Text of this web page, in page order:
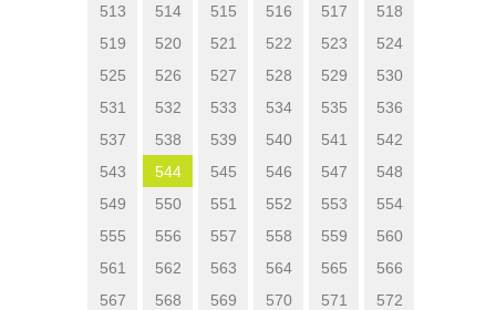
513
514 515 516 517
518
519
520 521 522 523
524
525
526 527 528 529
530
531
532 533 534 535
536
537
538 539 540 541
542
543
544 545 546 547
548
549
550 551 552 553
554
555
556 557 558 559
560
561
562 563 564 565
566
567
568 569 570 571
572